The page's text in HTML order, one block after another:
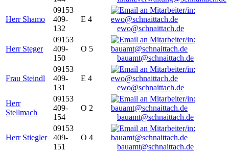
Herr Shamo
09153
409-
132
E 4
ewo@schnaittach.de
Herr Steger
09153
409-
150
O 5
bauamt@schnaittach.de
Frau Steindl
09153
409-
131
E 4
ewo@schnaittach.de
Herr
Stellmach
09153
409-
154
O 2
bauamt@schnaittach.de
Herr Stiegler
09153
409-
151
O 4
bauamt@schnaittach.de